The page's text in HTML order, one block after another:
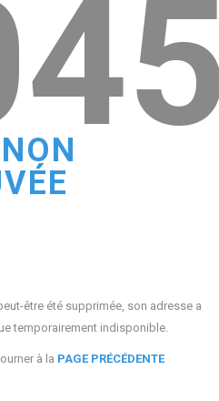
être été supprimée, son adresse a
temporairement indisponible.
à la PAGE PRÉCÉDENTE